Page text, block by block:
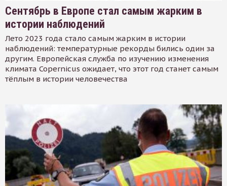
Сентябрь в Европе стал самым жарким в
истории наблюдений
Лето 2023 года стало самым жарким в истории
наблюдений: температурные рекорды бились один за
другим. Европейская служба по изучению изменения
климата Copernicus ожидает, что этот год станет самым
тёплым в истории человечества